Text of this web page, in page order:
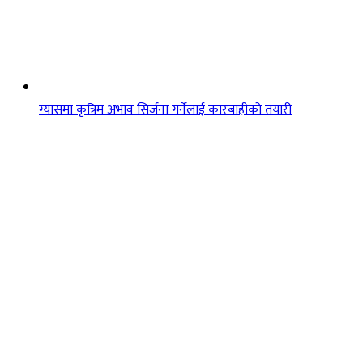
ग्यासमा कृत्रिम अभाव सिर्जना गर्नेलाई कारबाहीको तयारी